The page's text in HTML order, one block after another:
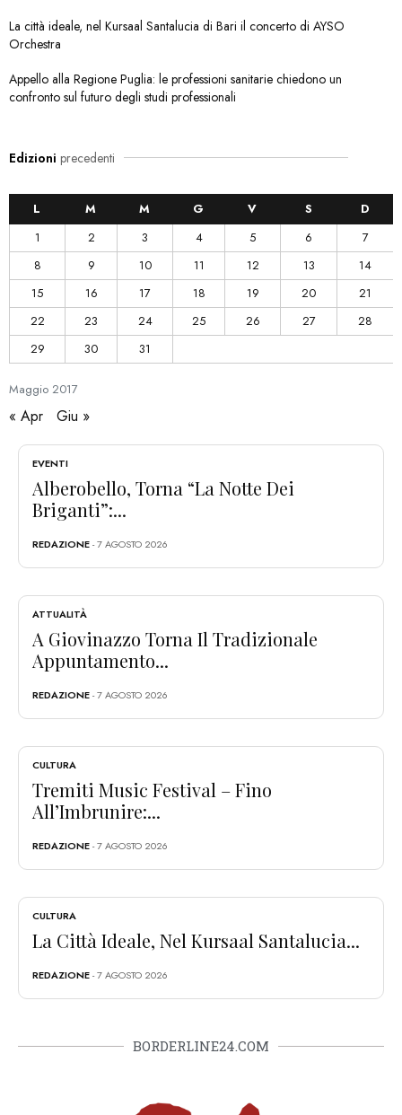
La città ideale, nel Kursaal Santalucia di Bari il concerto di AYSO
Orchestra
Appello alla Regione Puglia: le professioni sanitarie chiedono un
confronto sul futuro degli studi professionali
Edizioni precedenti
Maggio 2017
L M M G V S
D
1
2 3 4 5 6
7
8
9 10 11 12 13
14
15
16 17 18 19 20
21
22
23 24 25 26 27
28
29
30 31
« Apr Giu »
EVENTI
Alberobello, Torna “La Notte Dei
Briganti”:...
REDAZIONE- 7 AGOSTO 2026
ATTUALITÀ
A Giovinazzo Torna Il Tradizionale
Appuntamento...
REDAZIONE- 7 AGOSTO 2026
CULTURA
Tremiti Music Festival – Fino
All’Imbrunire:...
REDAZIONE- 7 AGOSTO 2026
CULTURA
La Città Ideale, Nel Kursaal Santalucia...
REDAZIONE- 7 AGOSTO 2026
BORDERLINE24.COM